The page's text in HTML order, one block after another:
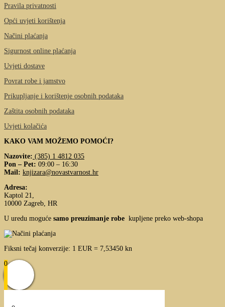
Pravila privatnosti
Opći uvjeti korištenja
Načini plaćanja
Sigurnost online plaćanja
Uvjeti dostave
Povrat robe i jamstvo
Prikupljanje i korištenje osobnih podataka
Zaštita osobnih podataka
Uvjeti kolačića
KAKO VAM MOŽEMO POMOĆI?
Nazovite: (385) 1 4812 035
Pon – Pet: 09:00 – 16:30
Mail: knjizara@novastvarnost.hr
Adresa:
Kaptol 21,
10000 Zagreb, HR
U uredu moguće samo preuzimanje robe kupljene preko web-shopa
Fiksni tečaj konverzije: 1 EUR = 7,53450 kn
0